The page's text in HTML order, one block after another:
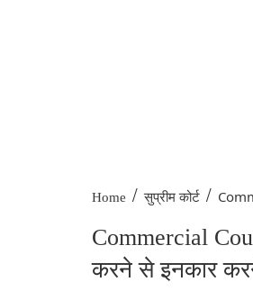
Home / सुप्रीम कोर्ट /
Commercial
करने से इनकार